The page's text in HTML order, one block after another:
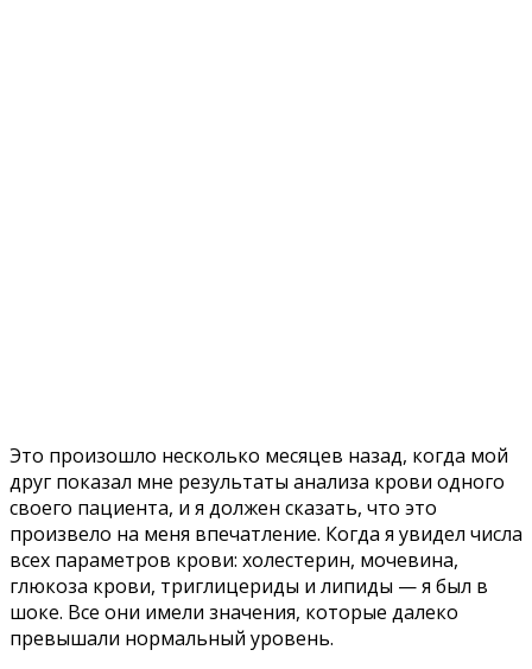
Это произошло несколько месяцев назад, когда мой
друг показал мне результаты анализа крови одного
своего пациента, и я должен сказать, что это
произвело на меня впечатление. Когда я увидел числа
всех параметров крови: холестерин, мочевина,
глюкоза крови, триглицериды и липиды — я был в
шоке. Все они имели значения, которые далеко
превышали нормальный уровень.